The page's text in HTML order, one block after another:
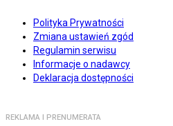
Polityka Prywatności
Zmiana ustawień zgód
Regulamin serwisu
Informacje o nadawcy
Deklaracja dostępności
REKLAMA I PRENUMERATA